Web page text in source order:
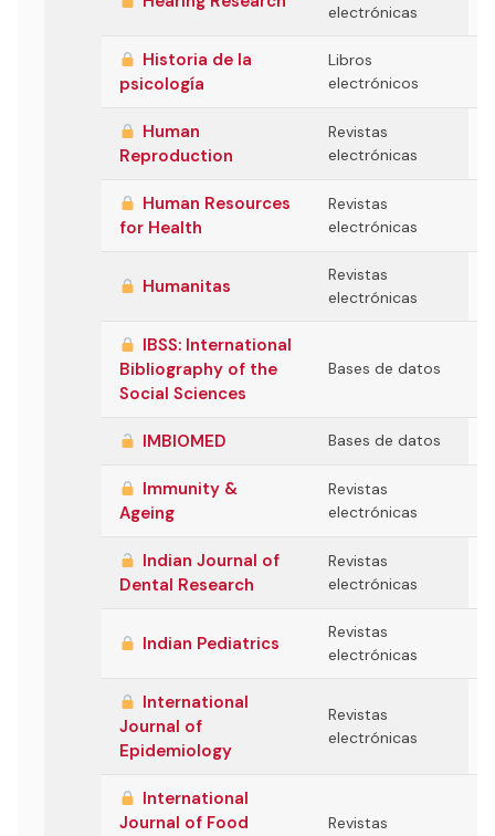
electrónicas
Historia de la
psicología
Libros
electrónicos
Human
Reproduction
Revistas
electrónicas
Human Resources
for Health
Revistas
electrónicas
Humanitas
Revistas
electrónicas
IBSS: International
Bibliography of the
Social Sciences
Bases de datos
IMBIOMED Bases de datos
Immunity &
Ageing
Revistas
electrónicas
Indian Journal of
Dental Research
Revistas
electrónicas
Indian Pediatrics
Revistas
electrónicas
International
Journal of
Epidemiology
Revistas
electrónicas
International
Journal of Food
Revistas